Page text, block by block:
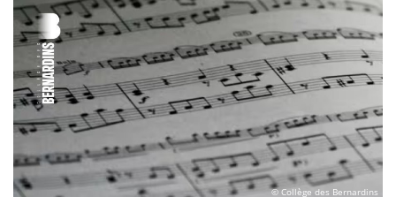
© Collège des Bernardins